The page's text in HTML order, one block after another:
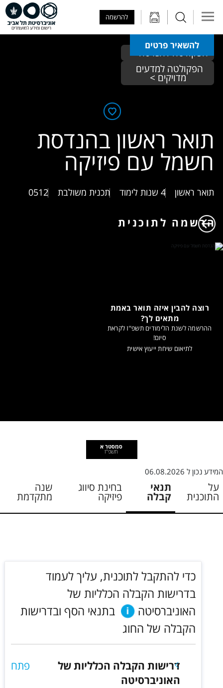
להרשמה
להשאיר פרטים
הפקולטה להנדסה >
מדויקים >
תואר ראשון בהנדסת
חשמל עם פיזיקה
תואר ראשון 4 שנות לימוד תכנית משולבת 0512
הרשמה לתוכנית
רוצה להבין איזה תואר באמת
מתאים לך?
ההרשמה לשנת הלימודים תשפ"ז לקראת
סיום!
לתיאום שיחת ייעוץ אישית
סמסטר א
תשפ"ז
המידע נכון ל 06.08.2026
על
התוכנית
תנאי
קבלה
בחינת סיווג
פיזיקה
שנה
מתקדמת
כדי להתקבל לתוכנית, עליך לעמוד
בדרישות הקבלה הכלליות של
האוניברסיטה
בתנאי הסף ובדרישות
הקבלה של החוג
דרישות הקבלה הכלליות של
האוניברסיטה
פתח